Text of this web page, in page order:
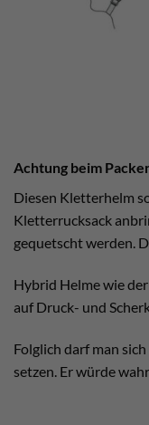
Achtung beim
Diesen Kletterhelm
Kletterrucksack
gequetscht werden.
Hybrid Helme wie
auf Druck- und
Folglich darf man
setzen. Er würde